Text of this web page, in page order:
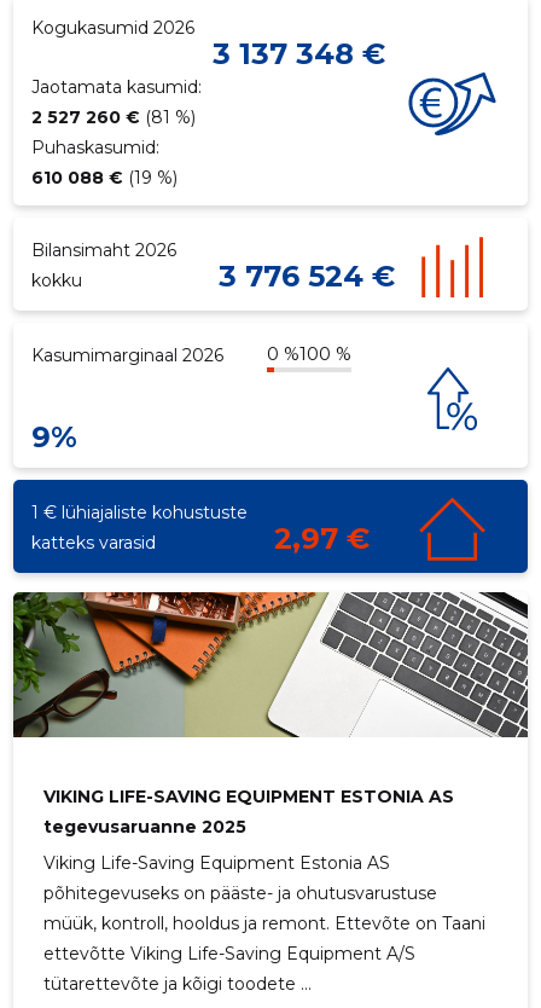
Kogukasumid 2026
3 137 348 €
Jaotamata kasumid:
2 527 260 € (81 %)
Puhaskasumid:
610 088 € (19 %)
Bilansimaht 2026
kokku
3 776 524 €
Kasumimarginaal 2026 0 %100 %
9%
1 € lühiajaliste kohustuste
katteks varasid
2,97 €
VIKING LIFE-SAVING EQUIPMENT ESTONIA AS
tegevusaruanne 2025
Viking Life-Saving Equipment Estonia AS
põhitegevuseks on pääste- ja ohutusvarustuse
müük, kontroll, hooldus ja remont. Ettevõte on Taani
ettevõtte Viking Life-Saving Equipment A/S
tütarettevõte ja kõigi toodete ...